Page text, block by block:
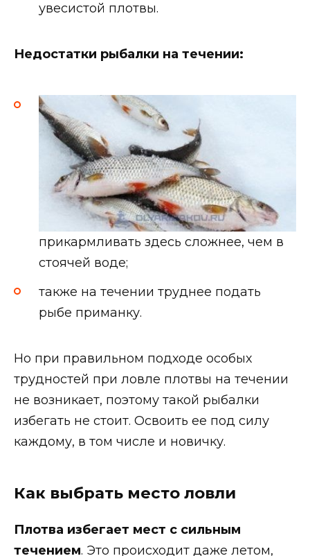
увесистой плотвы.
Недостатки рыбалки на течении:
прикармливать здесь сложнее, чем в
стоячей воде;
также на течении труднее подать
рыбе приманку.
Но при правильном подходе особых
трудностей при ловле плотвы на течении
не возникает, поэтому такой рыбалки
избегать не стоит. Освоить ее под силу
каждому, в том числе и новичку.
Как выбрать место ловли
Плотва избегает мест с сильным
течением. Это происходит даже летом,